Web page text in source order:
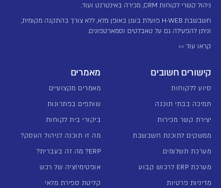
ניהול קשרי לקוחות CRM, מכירה באינטרנט ועוד.
חשבשבת H-WEB פועלת בענן באופן מלא, ללא צורך בהתקנה מקומית,
וניתן להפעילה גם על טאבלטים וסמארטפונים.
קראו עוד >>
קישורים חשובים
סיוע ללקוחות
תמיכה בבתי תוכנה
יצירת קשר מכירות
ממשקים לתוכנת חשבשבת
מערכת תשלומים
מערכת ERP לרכוש קבוע
מדיניות פרטיות
מאמרים
מאמרים מקצועיים
שותפים בפתרונות
ביקורי בית לקוחות
מה זו תוכנה לניהול העסק?
ERP? מה זה בעברית?
אופטימיזציה של רכש
קליטת ספירת מלאי